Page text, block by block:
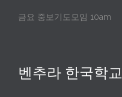
금요 중보기도모임 10am
벤추라 한국학교